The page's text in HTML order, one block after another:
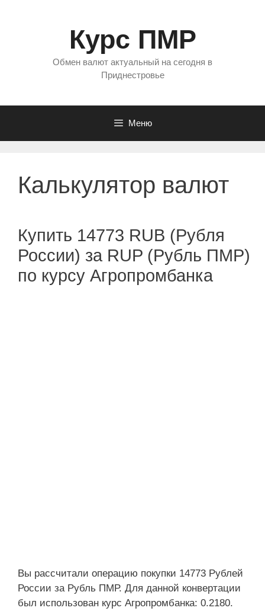
Курс ПМР
Обмен валют актуальный на сегодня в
Приднестровье
Меню
Калькулятор валют
Купить 14773 RUB (Рубля
России) за RUP (Рубль ПМР)
по курсу Агропромбанка
Вы рассчитали операцию покупки 14773 Рублей
России за Рубль ПМР. Для данной конвертации
был использован курс Агропромбанка: 0.2180.